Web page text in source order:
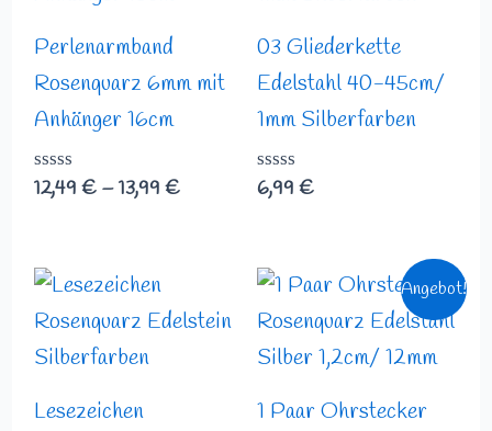
Perlenarmband
Rosenquarz 6mm mit
Anhänger 16cm
Bewertet
mit
12,49 € –13,99 €
03 Gliederkette
Edelstahl 40-45cm/
1mm Silberfarben
Bewertet
mit
6,99 €
Lesezeichen
Angebot!
1 Paar Ohrstecker
Ursprünglicher
war:
10,49 €
Aktueller
Preis
ist:
9,44 €.